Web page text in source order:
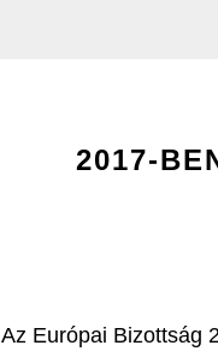
2017-
Az Európai Bizottság